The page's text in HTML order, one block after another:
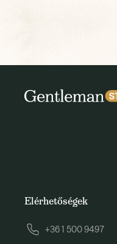
Elérhetőségek
+36 1 500 9497